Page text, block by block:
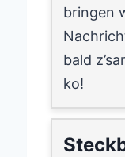
bringen
bald
ko!